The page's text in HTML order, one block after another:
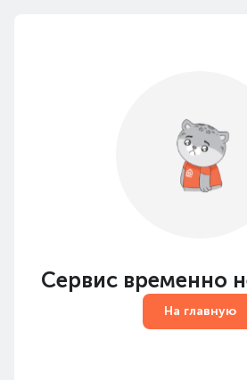
Сервис временно
На главную